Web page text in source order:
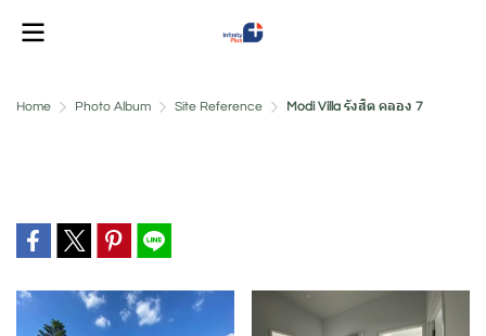
Home Photo Album Site Reference Modi Villa รังสิต คลอง 7